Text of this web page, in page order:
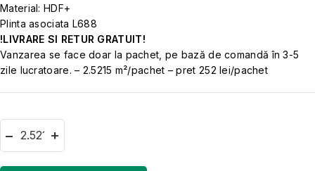
Material: HDF+
Plinta asociata L688
!LIVRARE SI RETUR GRATUIT!
Vanzarea se face doar la pachet, pe bază de comandă în 3-5
zile lucratoare. – 2.5215 m²/pachet – pret 252 lei/pachet